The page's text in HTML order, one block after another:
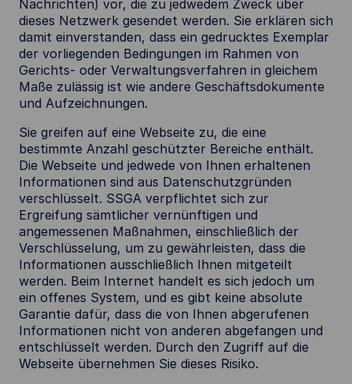
Nachrichten) vor, die zu jedwedem Zweck über
dieses Netzwerk gesendet werden. Sie erklären sich
damit einverstanden, dass ein gedrucktes Exemplar
der vorliegenden Bedingungen im Rahmen von
Gerichts- oder Verwaltungsverfahren in gleichem
Maße zulässig ist wie andere Geschäftsdokumente
und Aufzeichnungen.
Sie greifen auf eine Webseite zu, die eine
bestimmte Anzahl geschützter Bereiche enthält.
Die Webseite und jedwede von Ihnen erhaltenen
Informationen sind aus Datenschutzgründen
verschlüsselt. SSGA verpflichtet sich zur
Ergreifung sämtlicher vernünftigen und
angemessenen Maßnahmen, einschließlich der
Verschlüsselung, um zu gewährleisten, dass die
Informationen ausschließlich Ihnen mitgeteilt
werden. Beim Internet handelt es sich jedoch um
ein offenes System, und es gibt keine absolute
Garantie dafür, dass die von Ihnen abgerufenen
Informationen nicht von anderen abgefangen und
entschlüsselt werden. Durch den Zugriff auf die
Webseite übernehmen Sie dieses Risiko.